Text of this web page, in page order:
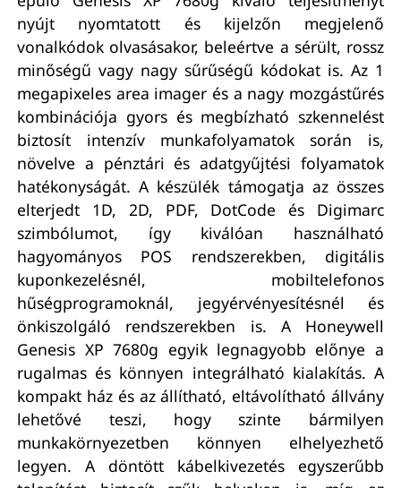
nyújt nyomtatott és kijelzőn megjelenő
vonalkódok olvasásakor, beleértve a sérült, rossz
minőségű vagy nagy sűrűségű kódokat is. Az 1
megapixeles area imager és a nagy mozgástűrés
kombinációja gyors és megbízható szkennelést
biztosít intenzív munkafolyamatok során is,
növelve a pénztári és adatgyűjtési folyamatok
hatékonyságát. A készülék támogatja az összes
elterjedt 1D, 2D, PDF, DotCode és Digimarc
szimbólumot, így kiválóan használható
hagyományos POS rendszerekben, digitális
kuponkezelésnél, mobiltelefonos
hűségprogramoknál, jegyérvényesítésnél és
önkiszolgáló rendszerekben is. A Honeywell
Genesis XP 7680g egyik legnagyobb előnye a
rugalmas és könnyen integrálható kialakítás. A
kompakt ház és az állítható, eltávolítható állvány
lehetővé teszi, hogy szinte bármilyen
munkakörnyezetben könnyen elhelyezhető
legyen. A döntött kábelkivezetés egyszerűbb